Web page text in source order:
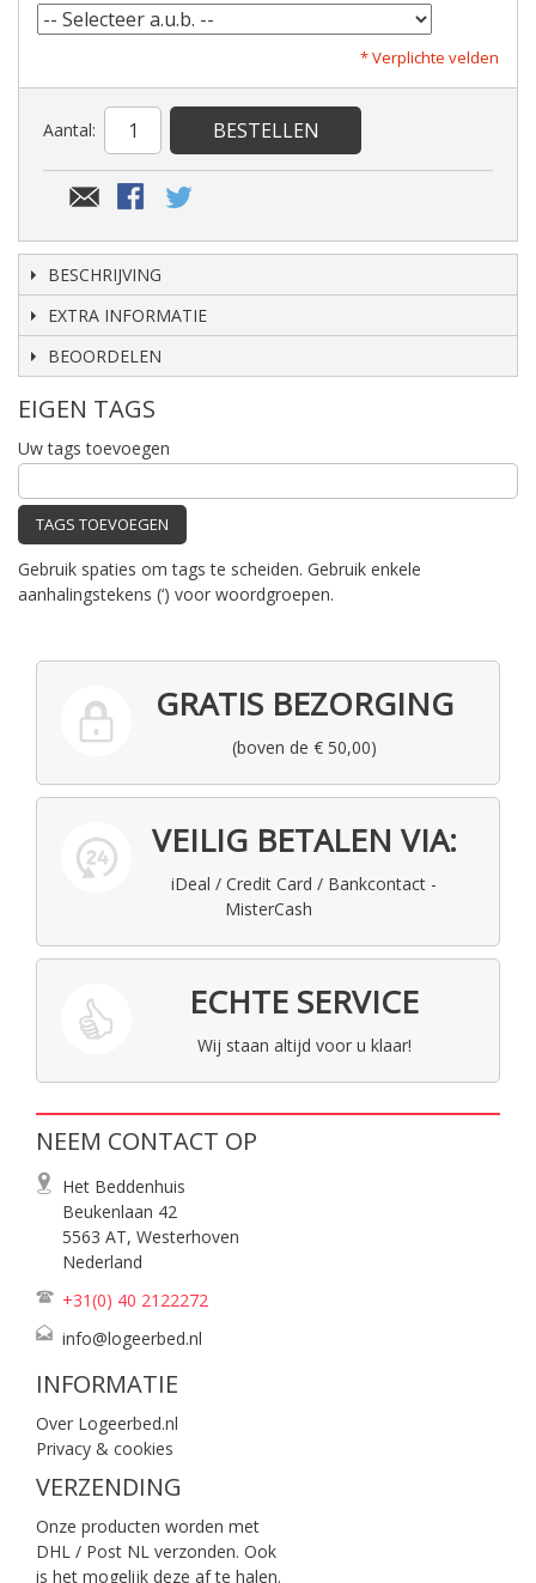
* Verplichte velden
Aantal: BESTELLEN
BESCHRIJVING
EXTRA INFORMATIE
BEOORDELEN
EIGEN TAGS
Uw tags toevoegen
TAGS TOEVOEGEN
Gebruik spaties om tags te scheiden. Gebruik enkele
aanhalingstekens (‘) voor woordgroepen.
GRATIS BEZORGING
(boven de € 50,00)
VEILIG BETALEN VIA:
iDeal / Credit Card / Bankcontact -
MisterCash
ECHTE SERVICE
Wij staan altijd voor u klaar!
NEEM CONTACT OP
Het Beddenhuis
Beukenlaan 42
5563 AT, Westerhoven
Nederland
+31(0) 40 2122272
info@logeerbed.nl
INFORMATIE
Over Logeerbed.nl
Privacy & cookies
VERZENDING
Onze producten worden met
DHL / Post NL verzonden. Ook
is het mogelijk deze af te halen.